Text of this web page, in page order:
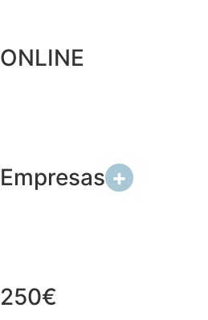
ONLINE
Empresas +
250€